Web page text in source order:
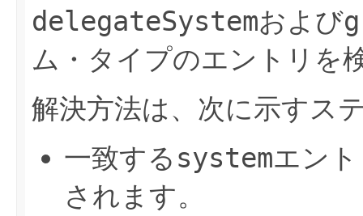
delegateSystemおよび
ム・タイプのエントリを
解決方法は、次に示すス
一致する systemエン
されます。